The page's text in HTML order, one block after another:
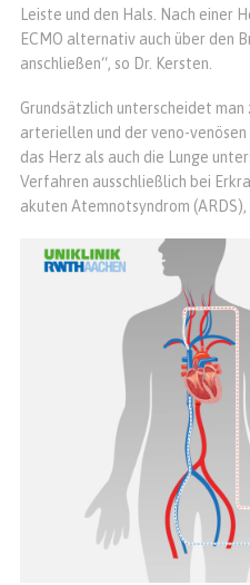
Leiste und den Hals. Nach einer
ECMO alternativ auch über den
anschließen“, so Dr. Kersten.
Grundsätzlich unterscheidet
arteriellen und der veno-venösen
das Herz als auch die Lunge
Verfahren ausschließlich bei
akuten Atemnotsyndrom (ARDS),